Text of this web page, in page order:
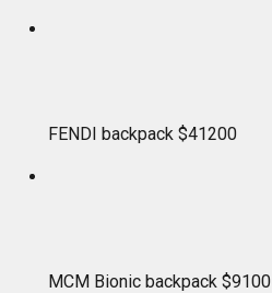
FENDI backpack $41200
MCM Bionic backpack $9100